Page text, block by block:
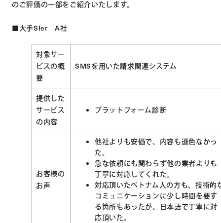
のご評価の一部をご紹介いたします。
■大手SIer A社
対象サー
ビスの概
要
SMSを用いた請求関連システム
提供した
サービス
の内容
プラットフォーム診断
お客様の
お声
他社よりも安価で、内容も遜色なかっ
た。
急な依頼にも関わらず他の業者よりも
丁寧に対応してくれた。
対応頂いたベトナム人の方も、技術的
コミュニケーションに少し時間を要す
る箇所もあったが、日本語で丁寧に対
応頂いた。